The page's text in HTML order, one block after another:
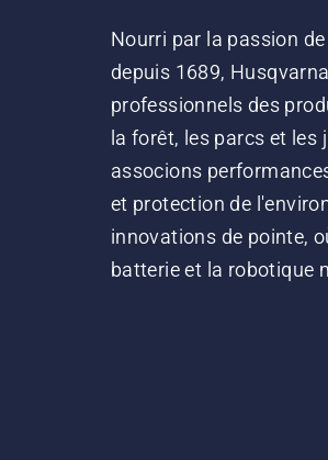
Nourri par la passion
depuis 1689,
professionnels des
la forêt, les parcs et les
associons
et protection de
innovations de pointe,
batterie et la robotique